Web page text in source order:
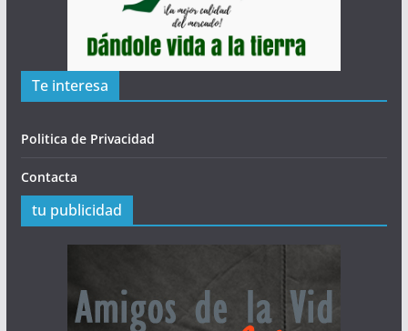
Te interesa
Politica de Privacidad
Contacta
tu publicidad